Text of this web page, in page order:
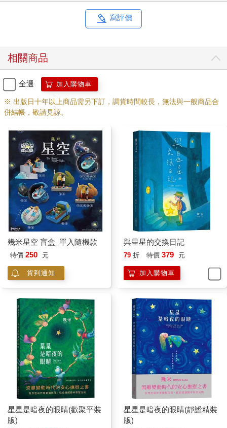
寫評價
相關商品
全選 加入購物車
※ 出版日十年以上商品需另下訂，調貨時間較長，無法與一般商品合
併結帳，敬請見諒。
幾米星空 盲盒_單入隨機款
特價 250 元
貨到通知
與星星的交換日記
79 折 特價 379 元
加入購物車
星星是暗夜的眼睛(歡聚平裝
版)
星星是暗夜的眼睛(靜謐精裝
版)